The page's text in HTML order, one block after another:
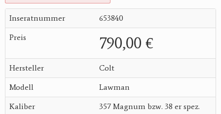
Inseratnummer 653840
Preis 790,00 €
Hersteller Colt
Modell Lawman
Kaliber 357 Magnum bzw. 38 er spez.